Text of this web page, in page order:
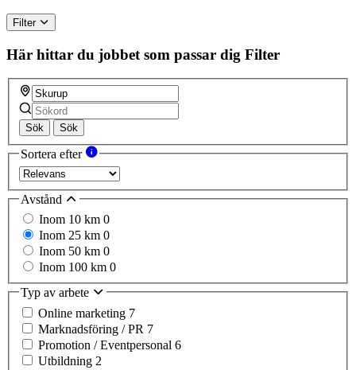
Filter
Här hittar du jobbet som passar dig Filter
Sök Sök
Sortera efter
Avstånd
Inom 10 km 0
Inom 25 km 0
Inom 50 km 0
Inom 100 km 0
Typ av arbete
Online marketing 7
Marknadsföring / PR 7
Promotion / Eventpersonal 6
Utbildning 2